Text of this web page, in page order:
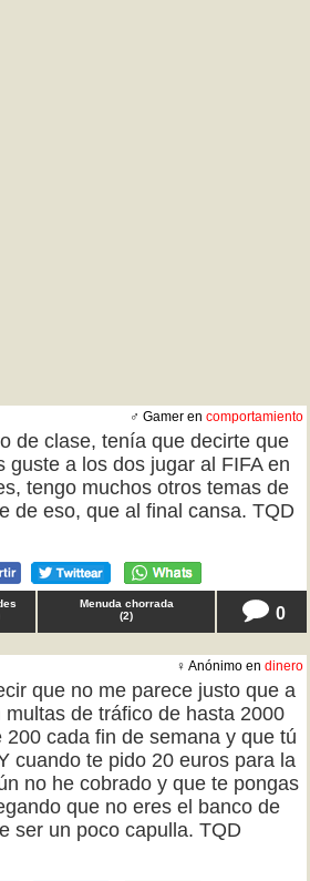
♂ Gamer en comportamiento
de clase, tenía que decirte que
guste a los dos jugar al FIFA en
tengo muchos otros temas de
de eso, que al final cansa. TQD
Menuda chorrada
(2) 0
♀ Anónimo en dinero
que no me parece justo que a
de tráfico de hasta 2000
cada fin de semana y que tú
cuando te pido 20 euros para la
no he cobrado y que te pongas
que no eres el banco de
ser un poco capulla. TQD